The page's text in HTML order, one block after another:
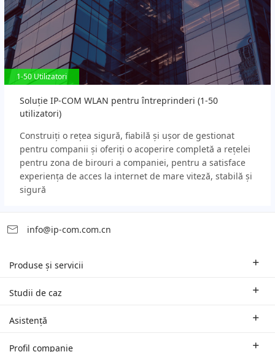
1-50 Utilizatori
1-50 Utilizatori
Soluție IP-COM WLAN pentru întreprinderi (1-50
utilizatori)
Construiți o rețea sigură, fiabilă și ușor de gestionat
pentru companii și oferiți o acoperire completă a rețelei
pentru zona de birouri a companiei, pentru a satisface
experiența de acces la internet de mare viteză, stabilă și
sigură
info@ip-com.com.cn
Produse și servicii
Rutere pentru mediul de afaceri
Studii de caz
Soluții oferite în funcție de domeniul de activitate
Asistență
Sucursale și suport tehnic regional
Profil companie